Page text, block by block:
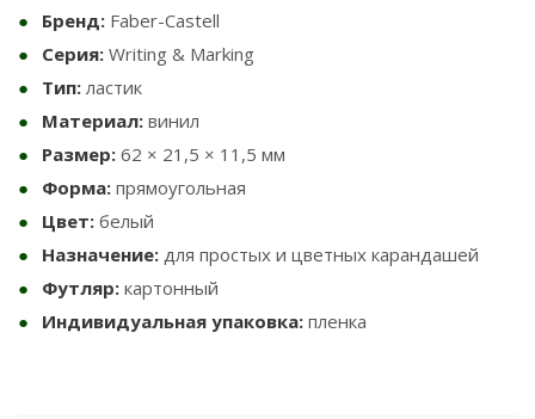
Бренд: Faber-Castell
Серия: Writing & Marking
Тип:ластик
Материал: винил
Размер: 62 × 21,5 × 11,5 мм
Форма: прямоугольная
Цвет: белый
Назначение: для простых и цветных карандашей
Футляр: картонный
Индивидуальная упаковка: пленка